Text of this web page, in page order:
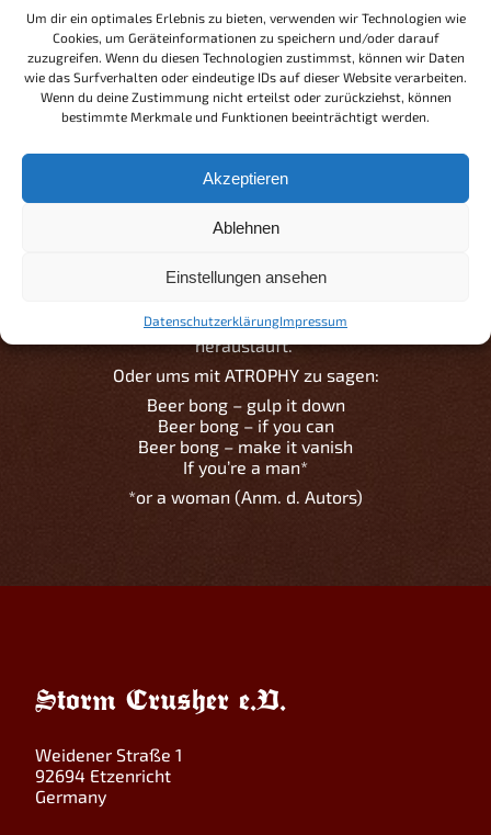
Um dir ein optimales Erlebnis zu bieten, verwenden wir Technologien wie
Cookies, um Geräteinformationen zu speichern und/oder darauf
zuzugreifen. Wenn du diesen Technologien zustimmst, können wir Daten
wie das Surfverhalten oder eindeutige IDs auf dieser Website verarbeiten.
Wenn du deine Zustimmung nicht erteilst oder zurückziehst, können
bestimmte Merkmale und Funktionen beeinträchtigt werden.
Akzeptieren
Ablehnen
Einstellungen ansehen
DatenschutzerklärungImpressum
Klicke hier, um Marketing-Cookies zu
akzeptieren und diesen Inhalt zu aktivieren
Frage aus dem Auditorium: Geht das auch mit Zoigl?
Radio Wurz: Im Prinzip ja, man sollte nur die
brechreizfördernde Schaumentwicklung nicht
unterschätzen. Wikipedia empfiehlt: „Das Bier wird
in den Trichter gefüllt. Nach kurzer Wartezeit wird
der sich noch nicht gesetzt hat, aus dem Schlauch
herausläuft.“
Oder ums mit ATROPHY zu sagen:
Beer bong – gulp it down
Beer bong – if you can
Beer bong – make it vanish
If you’re a man*
*or a woman (Anm. d. Autors)
Storm Crusher e.V.
Weidener Straße 1
92694 Etzenricht
Germany